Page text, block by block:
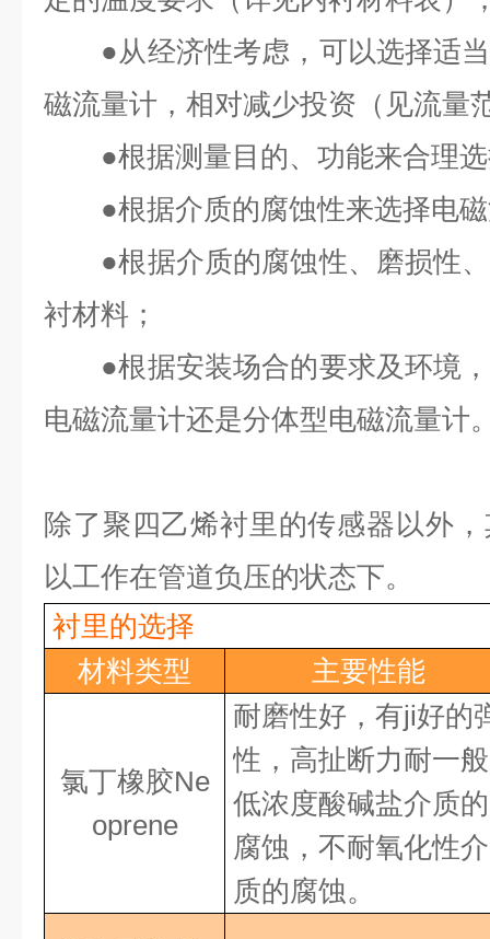
●从经济性考虑，可以选择适
磁流量计，相对减少投资（见流量
●根据测量目的、功能来合理
●根据介质的腐蚀性来选择电
●根据介质的腐蚀性、磨损性
衬材料；
●根据安装场合的要求及环境
电磁流量计还是分体型电磁流量计
除了聚四乙烯衬里的传感器以外
以工作在管道负压的状态下。
衬里的选择
材料类型
主要性能
氯丁橡胶Ne
oprene
耐磨性好，有ji好的
性，高扯断力耐一般
低浓度酸碱盐介质的
腐蚀，不耐氧化性介
质的腐蚀。